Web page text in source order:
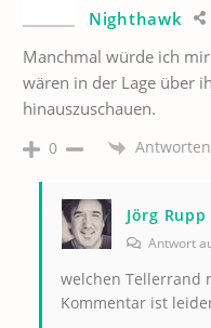
Nighthawk
Manchmal würde ich mir
wären in der Lage über
hinauszuschauen.
0 Antworten
Jörg Rupp
Antwort
welchen Tellerrand
Kommentar ist